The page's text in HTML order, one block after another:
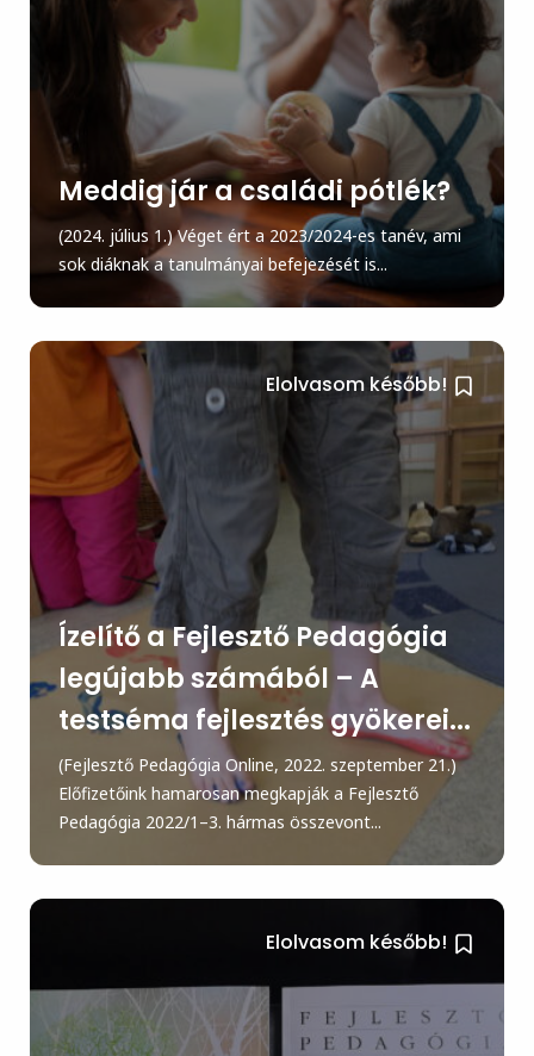
Meddig jár a családi pótlék?
(2024. július 1.) Véget ért a 2023/2024-es tanév, ami
sok diáknak a tanulmányai befejezését is...
Elolvasom később!
Ízelítő a Fejlesztő Pedagógia
legújabb számából – A
testséma fejlesztés gyökerei...
(Fejlesztő Pedagógia Online, 2022. szeptember 21.)
Előfizetőink hamarosan megkapják a Fejlesztő
Pedagógia 2022/1–3. hármas összevont...
Elolvasom később!